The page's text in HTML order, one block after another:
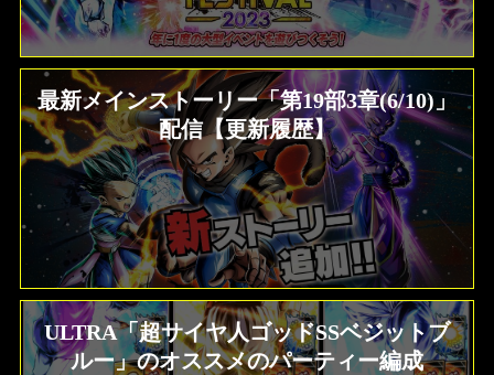
最新メインストーリー「第19部3章(6/10)」
配信【更新履歴】
ULTRA「超サイヤ人ゴッドSSベジットブ
ルー」のオススメのパーティー編成